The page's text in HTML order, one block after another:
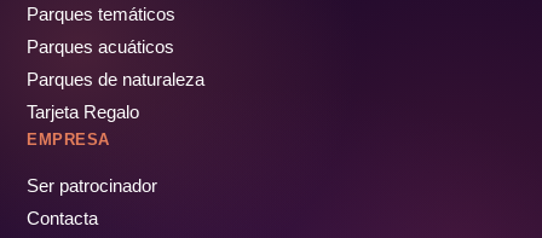
Parques temáticos
Parques acuáticos
Parques de naturaleza
Tarjeta Regalo
EMPRESA
Ser patrocinador
Contacta